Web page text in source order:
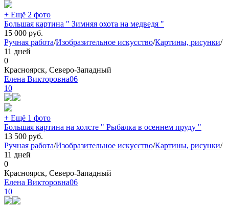
+ Ещё 2 фото
Большая картина " Зимняя охота на медведя "
15 000 руб.
Ручная работа/Изобразительное искусство/Картины, рисунки/
11 дней
0
Красноярск, Северо-Западный
Елена Викторовна06
10
+ Ещё 1 фото
Большая картина на холсте " Рыбалка в осеннем пруду "
13 500 руб.
Ручная работа/Изобразительное искусство/Картины, рисунки/
11 дней
0
Красноярск, Северо-Западный
Елена Викторовна06
10